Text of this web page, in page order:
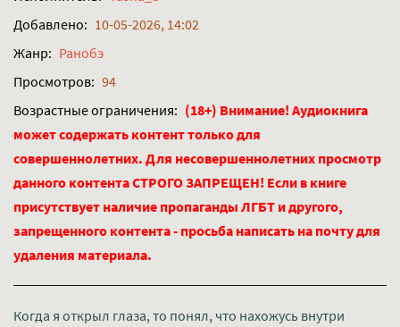
Добавлено: 10-05-2026, 14:02
Жанр: Ранобэ
Просмотров: 94
Возрастные ограничения: (18+) Внимание! Аудиокнига
может содержать контент только для
совершеннолетних. Для несовершеннолетних просмотр
данного контента СТРОГО ЗАПРЕЩЕН! Если в книге
присутствует наличие пропаганды ЛГБТ и другого,
запрещенного контента - просьба написать на почту для
удаления материала.
Когда я открыл глаза, то понял, что нахожусь внутри